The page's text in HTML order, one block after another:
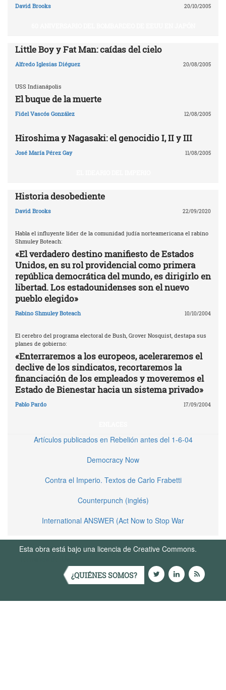
David Brooks 20/10/2005
Little Boy y Fat Man: caídas del cielo
Alfredo Iglesias Diéguez 20/08/2005
USS Indianápolis
El buque de la muerte
Fidel Vascós González 12/08/2005
Hiroshima y Nagasaki: el genocidio I, II y III
José María Pérez Gay 11/08/2005
Historia desobediente
David Brooks 22/09/2020
Habla el influyente líder de la comunidad judía norteamericana el rabino
Shmuley Boteach:
«El verdadero destino manifiesto de Estados
Unidos, en su rol providencial como primera
república democrática del mundo, es dirigirlo en
libertad. Los estadounidenses son el nuevo
pueblo elegido»
Rabino Shmuley Boteach 10/10/2004
El cerebro del programa electoral de Bush, Grover Nosquist, destapa sus
planes de gobierno:
«Enterraremos a los europeos, aceleraremos el
declive de los sindicatos, recortaremos la
financiación de los empleados y moveremos el
Estado de Bienestar hacia un sistema privado»
Pablo Pardo 17/09/2004
Artículos publicados en Rebelión antes del 1-6-04
Democracy Now
Contra el Imperio. Textos de Carlo Frabetti
Counterpunch (inglés)
International ANSWER (Act Now to Stop War
Esta obra está bajo una licencia de Creative Commons.
¿QUIÉNES SOMOS?